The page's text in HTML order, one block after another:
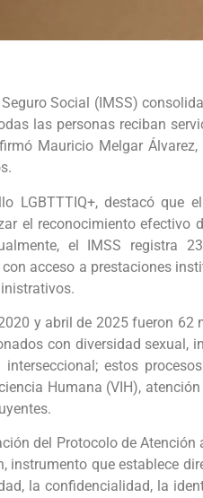
Social (IMSS)
las personas reciban
Mauricio Melgar
LGBTTTIQ+, destacó que
el reconocimiento efectivo
el IMSS registra
acceso a prestaciones
y abril de 2025 fueron
con diversidad sexual,
estos
Humana (VIH),
del Protocolo de Atención
instrumento que establece
la confidencialidad, la